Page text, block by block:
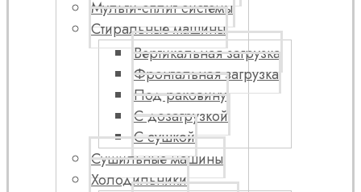
Мульти-сплит системы
Стиральные машины
Вертикальная загрузка
Фронтальная загрузка
Под раковину
С дозагрузкой
С сушкой
Сушильные машины
Холодильники